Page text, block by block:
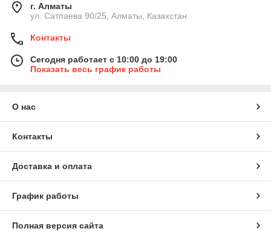
г. Алматы
ул. Сатпаева 90/25, Алматы, Казахстан
Контакты
Сегодня работает с 10:00 до 19:00
Показать весь график работы
О нас
Контакты
Доставка и оплата
График работы
Полная версия сайта